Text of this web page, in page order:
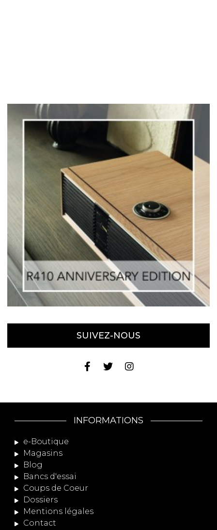
SUIVEZ-NOUS
INFORMATIONS
e-Boutique
Magasins
Blog
Bancs d'essai
Coups de Coeur
Dossiers
Mentions légales
Contact